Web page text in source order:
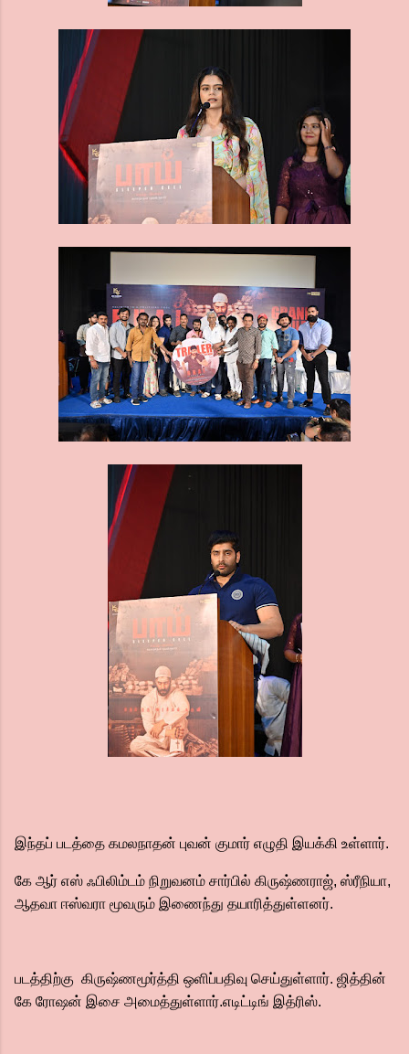
இந்தப் படத்தை கமலநாதன் புவன் குமார் எழுதி இயக்கி உள்ளார்.
கே ஆர் எஸ் ஃபிலிம்டம் நிறுவனம் சார்பில் கிருஷ்ணராஜ், ஸ்ரீநியா,
ஆதவா ஈஸ்வரா மூவரும் இணைந்து தயாரித்துள்ளனர்.
படத்திற்கு கிருஷ்ணமூர்த்தி ஒளிப்பதிவு செய்துள்ளார். ஜித்தின்
கே ரோஷன் இசை அமைத்துள்ளார்.எடிட்டிங் இத்ரிஸ்.